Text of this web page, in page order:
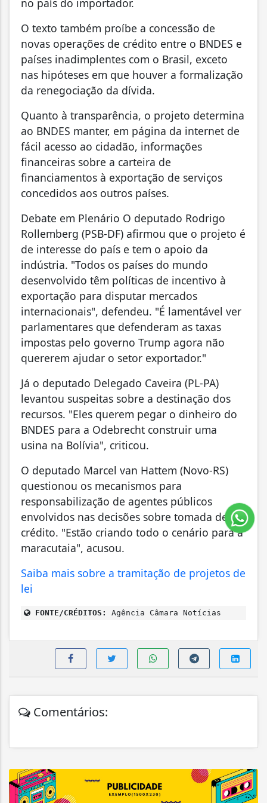
no país do importador.
O texto também proíbe a concessão de
novas operações de crédito entre o BNDES e
países inadimplentes com o Brasil, exceto
nas hipóteses em que houver a formalização
da renegociação da dívida.
Quanto à transparência, o projeto determina
ao BNDES manter, em página da internet de
fácil acesso ao cidadão, informações
financeiras sobre a carteira de
financiamentos à exportação de serviços
concedidos aos outros países.
Debate em Plenário O deputado Rodrigo
Rollemberg (PSB-DF) afirmou que o projeto é
de interesse do país e tem o apoio da
indústria. "Todos os países do mundo
desenvolvido têm políticas de incentivo à
exportação para disputar mercados
internacionais", defendeu. "É lamentável ver
parlamentares que defenderam as taxas
impostas pelo governo Trump agora não
quererem ajudar o setor exportador."
Já o deputado Delegado Caveira (PL-PA)
levantou suspeitas sobre a destinação dos
recursos. "Eles querem pegar o dinheiro do
BNDES para a Odebrecht construir uma
usina na Bolívia", criticou.
O deputado Marcel van Hattem (Novo-RS)
questionou os mecanismos para
responsabilização de agentes públicos
envolvidos nas decisões sobre tomada de
crédito. "Estão criando todo o cenário para a
maracutaia", acusou.
Saiba mais sobre a tramitação de projetos de
lei
FONTE/CRÉDITOS: Agência Câmara Notícias
Comentários: